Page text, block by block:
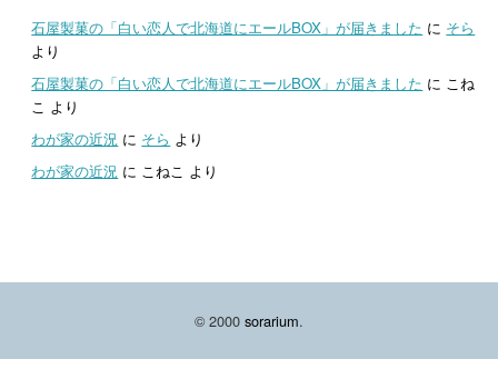
石屋製菓の「白い恋人で北海道にエールBOX」が届きました に そら
より
石屋製菓の「白い恋人で北海道にエールBOX」が届きました に こね
こ より
わが家の近況 に そら より
わが家の近況 に こねこ より
© 2000 sorarium.